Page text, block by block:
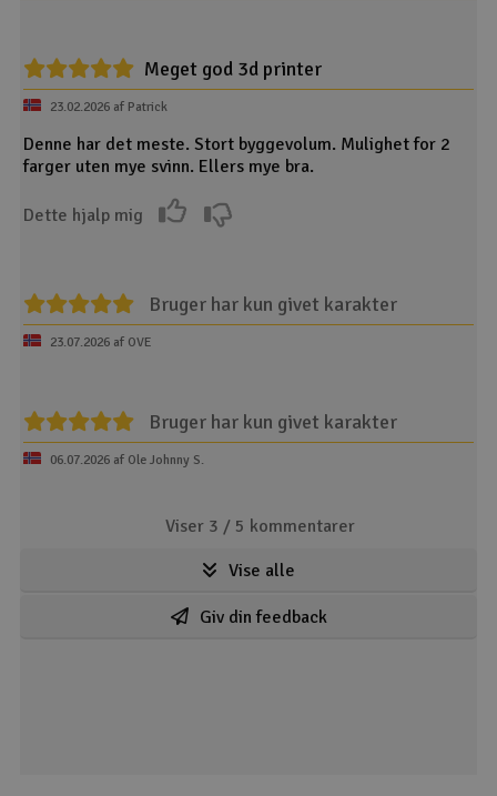
Meget god 3d printer
23.02.2026 af Patrick
Denne har det meste. Stort byggevolum. Mulighet for 2
farger uten mye svinn. Ellers mye bra.
Dette hjalp mig
Bruger har kun givet karakter
23.07.2026 af OVE
Bruger har kun givet karakter
06.07.2026 af Ole Johnny S.
Viser 3 / 5 kommentarer
Vise alle
Giv din feedback